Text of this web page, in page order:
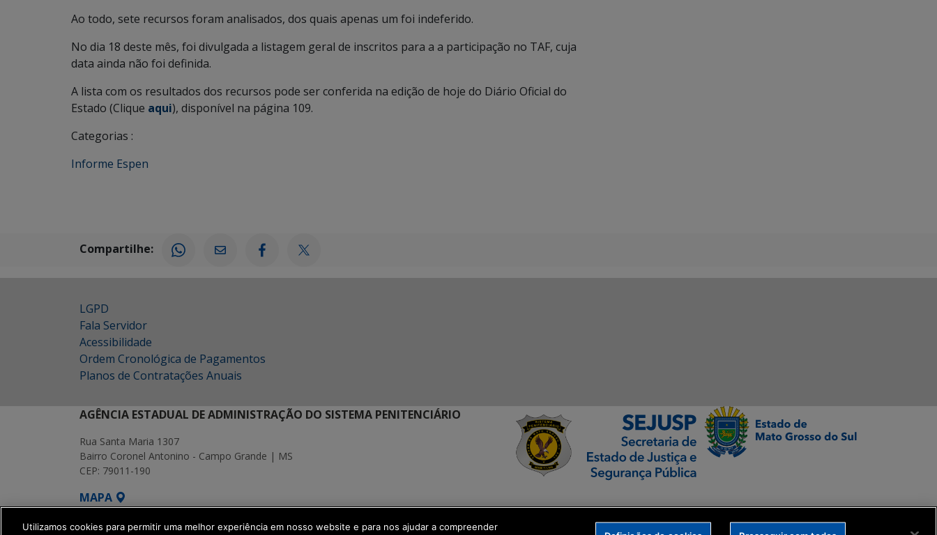
Ao todo, sete recursos foram analisados, dos quais apenas um foi indeferido.
No dia 18 deste mês, foi divulgada a listagem geral de inscritos para a a participação no TAF, cuja
data ainda não foi definida.
A lista com os resultados dos recursos pode ser conferida na edição de hoje do Diário Oficial do
Estado (Clique aqui), disponível na página 109.
Categorias :
Informe Espen
Compartilhe:
LGPD
Fala Servidor
Acessibilidade
Ordem Cronológica de Pagamentos
Planos de Contratações Anuais
AGÊNCIA ESTADUAL DE ADMINISTRAÇÃO DO SISTEMA PENITENCIÁRIO
Rua Santa Maria 1307
Bairro Coronel Antonino - Campo Grande | MS
CEP: 79011-190
MAPA
SETDIG | Secretaria-Executiva de Transformação Digital
Utilizamos cookies para permitir uma melhor experiência em nosso website e para nos ajudar a compreender